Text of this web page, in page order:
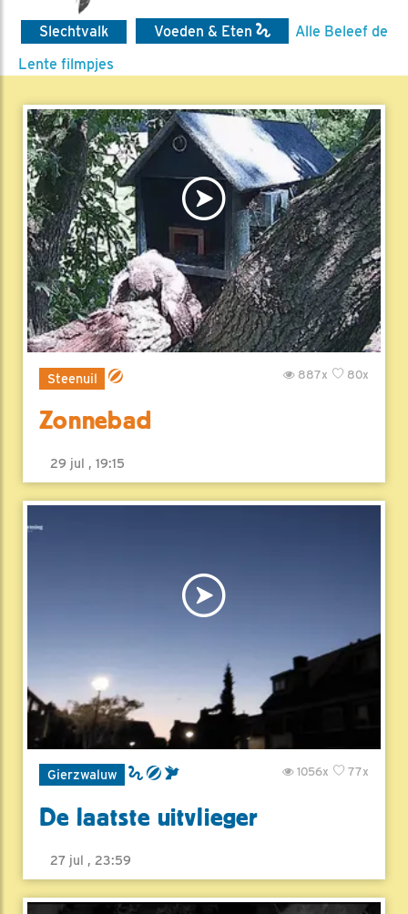
Slechtvalk Voeden & Eten
Alle Beleef de
Lente filmpjes
Steenuil 80x
887x
Zonnebad
29 jul , 19:15
Gierzwaluw 77x
1056x
De laatste uitvlieger
27 jul , 23:59